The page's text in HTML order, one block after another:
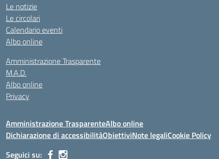
Le notizie
Le circolari
Calendario eventi
Albo online
Amministrazione Trasparente
M.A.D.
Albo online
Privacy
Amministrazione TrasparenteAlbo online
Dichiarazione di accessibilitàObiettiviNote legaliCookie Policy
Seguici su: